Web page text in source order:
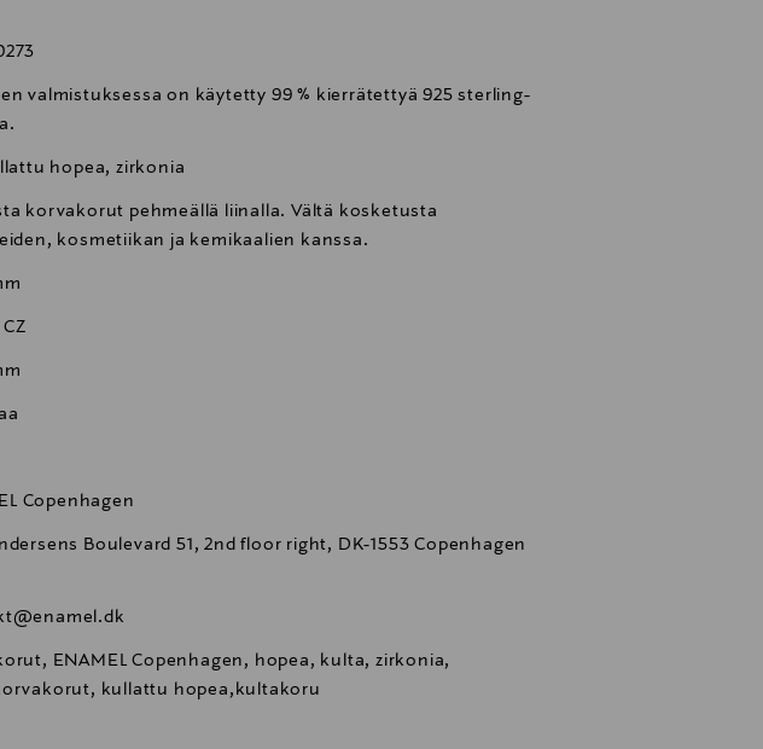
valmistuksessa on käytetty 99 % kierrätettyä 925 sterling-
hopea, zirkonia
korvakorut pehmeällä liinalla. Vältä kosketusta
kosmetiikan ja kemikaalien kanssa.
CZ
Copenhagen
Boulevard 51, 2nd floor right, DK-1553 Copenhagen
ENAMEL Copenhagen, hopea, kulta, zirkonia,
kullattu hopea,kultakoru